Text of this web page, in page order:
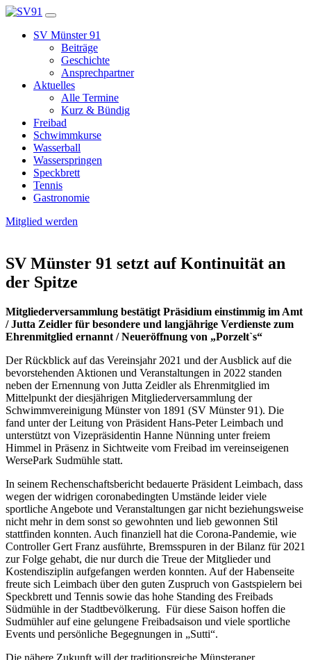
SV Münster 91
Beiträge
Geschichte
Ansprechpartner
Aktuelles
Alle Termine
Kurz & Bündig
Freibad
Schwimmkurse
Wasserball
Wasserspringen
Speckbrett
Tennis
Gastronomie
Mitglied werden
SV Münster 91 setzt auf Kontinuität an
der Spitze
Mitgliederversammlung bestätigt Präsidium einstimmig im Amt
/ Jutta Zeidler für besondere und langjährige Verdienste zum
Ehrenmitglied ernannt / Neueröffnung von „Porzelt`s“
Der Rückblick auf das Vereinsjahr 2021 und der Ausblick auf die
bevorstehenden Aktionen und Veranstaltungen in 2022 standen
neben der Ernennung von Jutta Zeidler als Ehrenmitglied im
Mittelpunkt der diesjährigen Mitgliederversammlung der
Schwimmvereinigung Münster von 1891 (SV Münster 91). Die
fand unter der Leitung von Präsident Hans-Peter Leimbach und
unterstützt von Vizepräsidentin Hanne Nünning unter freiem
Himmel in Präsenz in Sichtweite vom Freibad im vereinseigenen
WersePark Sudmühle statt.
In seinem Rechenschaftsbericht bedauerte Präsident Leimbach, dass
wegen der widrigen coronabedingten Umstände leider viele
sportliche Angebote und Veranstaltungen gar nicht beziehungsweise
nicht mehr in dem sonst so gewohnten und lieb gewonnen Stil
stattfinden konnten. Auch finanziell hat die Corona-Pandemie, wie
Controller Gert Franz ausführte, Bremsspuren in der Bilanz für 2021
zur Folge gehabt, die nur durch die Treue der Mitglieder und
Kostendisziplin aufgefangen werden konnten. Auf der Habenseite
freute sich Leimbach über den guten Zuspruch von Gastspielern bei
Speckbrett und Tennis sowie das hohe Standing des Freibads
Südmühle in der Stadtbevölkerung. Für diese Saison hoffen die
Sudmühler auf eine gelungene Freibadsaison und viele sportliche
Events und persönliche Begegnungen in „Sutti“.
Die nähere Zukunft will der traditionsreiche Münsteraner